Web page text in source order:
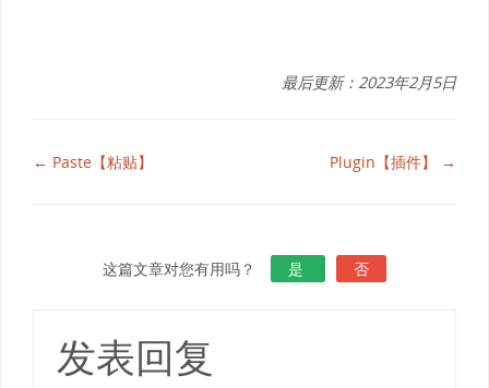
最后更新：2023年2月5日
← Paste【粘贴】 Plugin【插件】 →
这篇文章对您有用吗？ 是 否
发表回复